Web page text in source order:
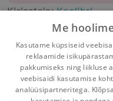
Kirjastaja:Koolibri
127 lehekülge
kooliõpikud
Me
Kasutame küpsiseid
reklaamide
pakkumiseks ning liikluse
veebisaidi kasutamise
analüüsipartneritega.